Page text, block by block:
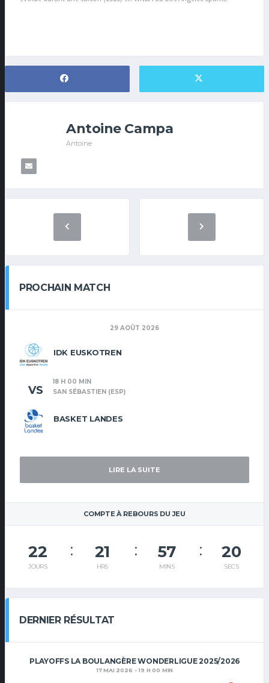
Antoine Campa
Antoine
PROCHAIN MATCH
29 AOÛT 2026
IDK EUSKOTREN
BASKET LANDES
VS
18 H 00 MIN
SAN SÉBASTIEN (ESP)
LIRE LA SUITE
COMPTE À REBOURS DU JEU
22
JOURS
21
HRS
57
MINS
20
SECS
DERNIER RÉSULTAT
PLAYOFFS LA BOULANGÈRE WONDERLIGUE 2025/2026
17 MAI 2026 - 19 H 00 MIN